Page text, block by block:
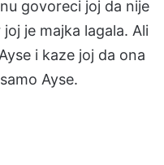
govoreci joj da nije
je majka lagala. Ali
i kaze joj da ona
Ayse.